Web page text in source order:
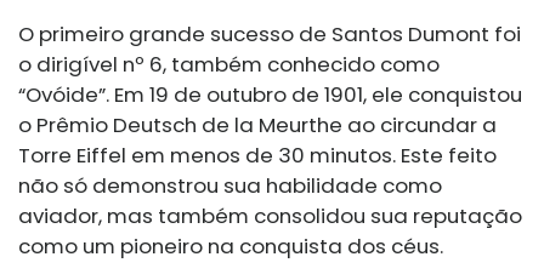
O primeiro grande sucesso de Santos Dumont foi
o dirigível nº 6, também conhecido como
“Ovóide”. Em 19 de outubro de 1901, ele conquistou
o Prêmio Deutsch de la Meurthe ao circundar a
Torre Eiffel em menos de 30 minutos. Este feito
não só demonstrou sua habilidade como
aviador, mas também consolidou sua reputação
como um pioneiro na conquista dos céus.